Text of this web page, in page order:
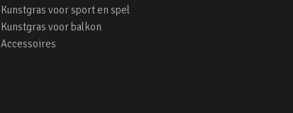
Kunstgras voor sport en spel
Kunstgras voor balkon
Accessoires